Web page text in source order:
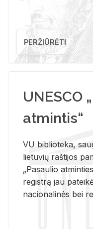
PERŽIŪRĖTI
UNESCO
atmintis“
VU biblioteka,
lietuvių raštijos
„Pasaulio
registrą jau
nacionalinės bei